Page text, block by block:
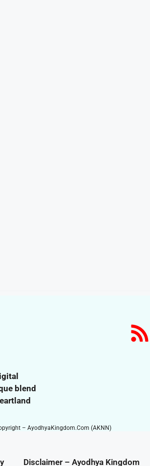
blend
– AyodhyaKingdom.Com (AKNN)
Disclaimer – Ayodhya Kingdom